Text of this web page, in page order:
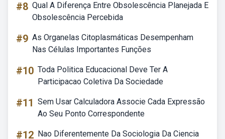
#8 Qual A Diferença Entre Obsolescência Planejada E
Obsolescência Percebida
#9 As Organelas Citoplasmáticas Desempenham
Nas Células Importantes Funções
#10 Toda Politica Educacional Deve Ter A
Participacao Coletiva Da Sociedade
#11 Sem Usar Calculadora Associe Cada Expressão
Ao Seu Ponto Correspondente
#12 Nao Diferentemente Da Sociologia Da Ciencia